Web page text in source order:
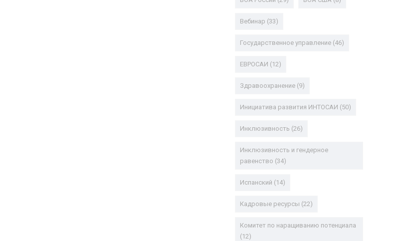
Вебинар (33)
Государственное управление(46)
ЕВРОСАИ (12)
Здравоохранение(9)
Инициатива развития ИНТОСАИ (50)
Инклюзивность (26)
Инклюзивность и гендерное
равенство (34)
Испанский (14)
Кадровые ресурсы (22)
Комитет по наращиванию потенциала
(12)